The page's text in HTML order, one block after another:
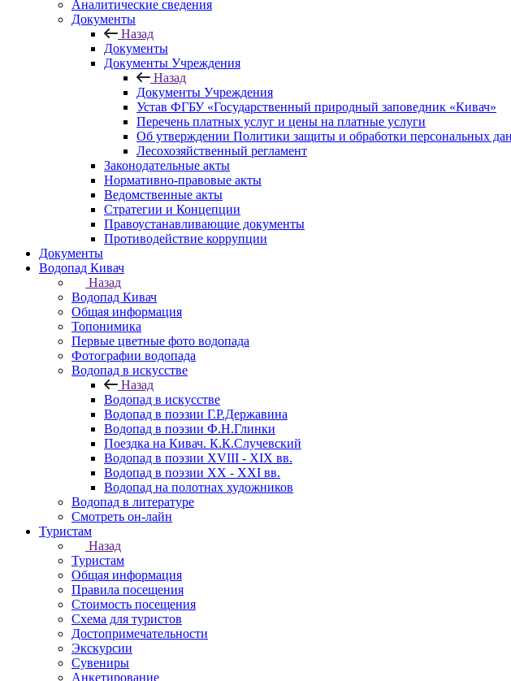
Аналитические сведения
Документы
Назад
Документы
Документы Учреждения
Назад
Документы Учреждения
Устав ФГБУ «Государственный природный заповедник «Кивач»
Перечень платных услуг и цены на платные услуги
Об утверждении Политики защиты и обработки персональных
Лесохозяйственный регламент
Законодательные акты
Нормативно-правовые акты
Ведомственные акты
Стратегии и Концепции
Правоустанавливающие документы
Противодействие коррупции
Документы
Водопад Кивач
Назад
Водопад Кивач
Общая информация
Топонимика
Первые цветные фото водопада
Фотографии водопада
Водопад в искусстве
Назад
Водопад в искусстве
Водопад в поэзии Г.Р.Державина
Водопад в поэзии Ф.Н.Глинки
Поездка на Кивач. К.К.Случевский
Водопад в поэзии XVIII - XIX вв.
Водопад в поэзии XX - XXI вв.
Водопад на полотнах художников
Водопад в литературе
Смотреть он-лайн
Туристам
Назад
Туристам
Общая информация
Правила посещения
Стоимость посещения
Схема для туристов
Достопримечательности
Экскурсии
Сувениры
Анкетирование